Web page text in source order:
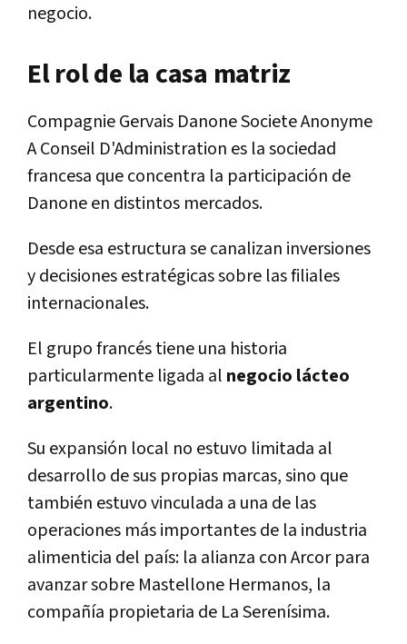
negocio.
El rol de la casa matriz
Compagnie Gervais Danone Societe Anonyme
A Conseil D'Administration es la sociedad
francesa que concentra la participación de
Danone en distintos mercados.
Desde esa estructura se canalizan inversiones
y decisiones estratégicas sobre las filiales
internacionales.
El grupo francés tiene una historia
particularmente ligada al negocio lácteo
argentino.
Su expansión local no estuvo limitada al
desarrollo de sus propias marcas, sino que
también estuvo vinculada a una de las
operaciones más importantes de la industria
alimenticia del país: la alianza con Arcor para
avanzar sobre Mastellone Hermanos, la
compañía propietaria de La Serenísima.